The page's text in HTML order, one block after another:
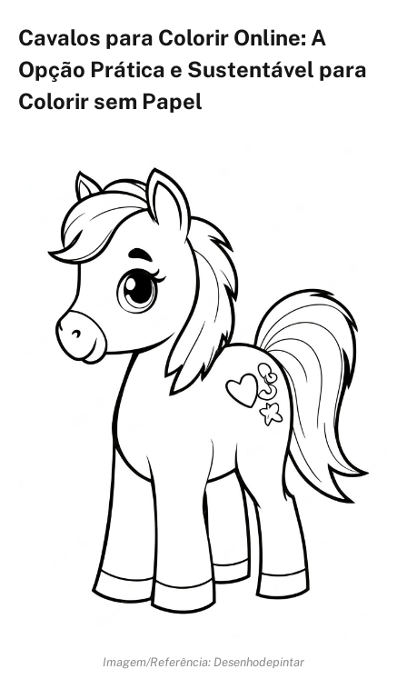
Cavalos para Colorir Online: A
Opção Prática e Sustentável para
Colorir sem Papel
Imagem/Referência: Desenhodepintar